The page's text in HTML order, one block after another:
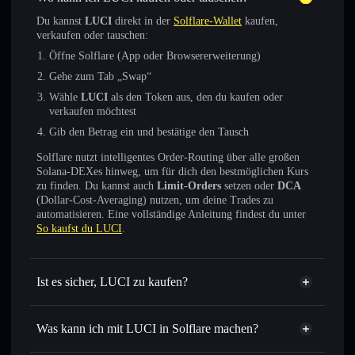
Du kannst LUCI direkt in der Solflare-Wallet kaufen,
verkaufen oder tauschen:
Öffne Solflare (App oder Browsererweiterung)
Gehe zum Tab „Swap“
Wähle LUCI als den Token aus, den du kaufen oder
verkaufen möchtest
Gib den Betrag ein und bestätige den Tausch
Solflare nutzt intelligentes Order-Routing über alle großen
Solana-DEXes hinweg, um für dich den bestmöglichen Kurs
zu finden. Du kannst auch Limit-Orders setzen oder DCA
(Dollar-Cost-Averaging) nutzen, um deine Trades zu
automatisieren. Eine vollständige Anleitung findest du unter
So kaufst du LUCI.
Ist es sicher, LUCI zu kaufen?
LUCI verifizierter Token
Was kann ich mit LUCI in Solflare machen?
LUCI
Solflare-Wallet